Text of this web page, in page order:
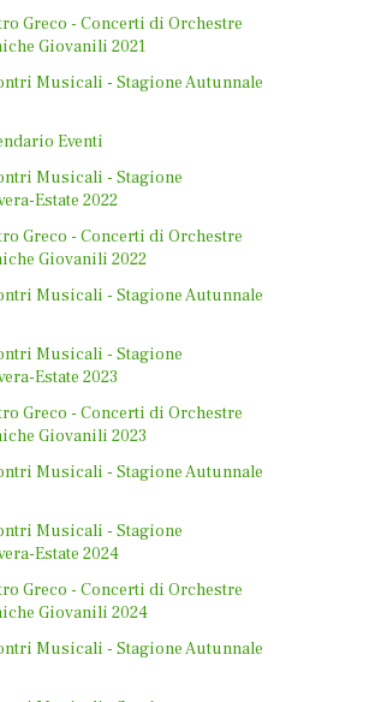
Greco - Concerti di Orchestre
Giovanili 2021
Musicali - Stagione Autunnale
Eventi
Musicali - Stagione
Estate 2022
Greco - Concerti di Orchestre
Giovanili 2022
Musicali - Stagione Autunnale
Musicali - Stagione
Estate 2023
Greco - Concerti di Orchestre
Giovanili 2023
Musicali - Stagione Autunnale
Musicali - Stagione
Estate 2024
Greco - Concerti di Orchestre
Giovanili 2024
Musicali - Stagione Autunnale